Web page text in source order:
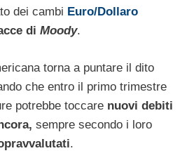
dei cambi Euro/Dollaro
di Moody.
torna a puntare il dito
che entro il primo trimestre
potrebbe toccare nuovi debiti
sempre secondo i loro
.